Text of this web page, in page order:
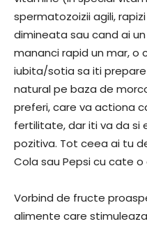
spermatozoizii agili,
dimineata sau cand ai
mananci rapid un mar, o
iubita/sotia sa iti
natural pe baza de
preferi, care va actiona
fertilitate, dar iti va da si
pozitiva. Tot ceea ai tu
Cola sau Pepsi cu cate
Vorbind de fructe
alimente care